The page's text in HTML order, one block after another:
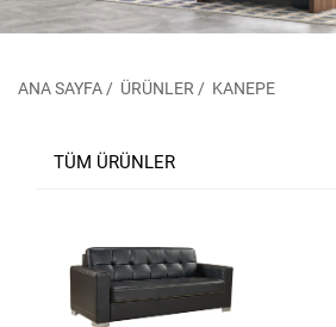
ANA SAYFA / ÜRÜNLER / KANEPE
TÜM ÜRÜNLER